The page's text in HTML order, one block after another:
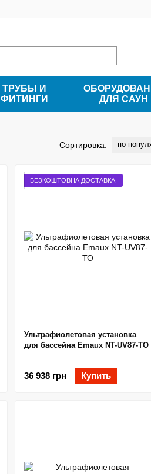
ТРУБЫ И
ФИТИНГИ
ДЛЯ САУН
Сортировка: по
БЕЗКОШТОВНА ДОСТАВКА
Ультрафиолетовая установка
для бассейна Emaux NT-UV87-ТО
36 938 грн Купить